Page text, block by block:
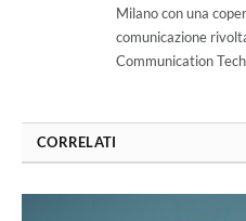
Milano con una
comunicazione
Communication
CORRELATI